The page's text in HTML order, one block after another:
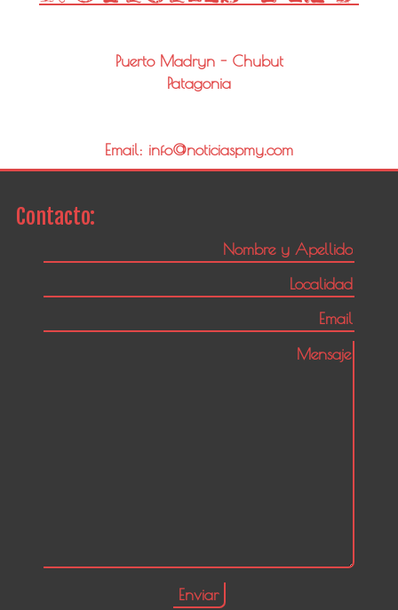
Puerto Madryn - Chubut
Patagonia
Email: info@noticiaspmy.com
Contacto: